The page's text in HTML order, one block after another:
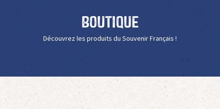
Boutique
Découvrez les produits du Souvenir Français !